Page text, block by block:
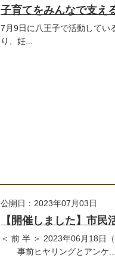
子育てをみんなで支え
7月9日に八王子で活動してい
り、妊...
公開日：2023年07月03日
【開催しました】市民
＜ 前 半 ＞ 2023年06月18日
事前ヒヤリングとアンケ...